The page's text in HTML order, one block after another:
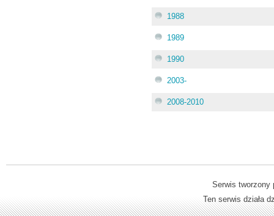
1988
1989
1990
2003-
2008-2010
Serwis
Ten serwis działa